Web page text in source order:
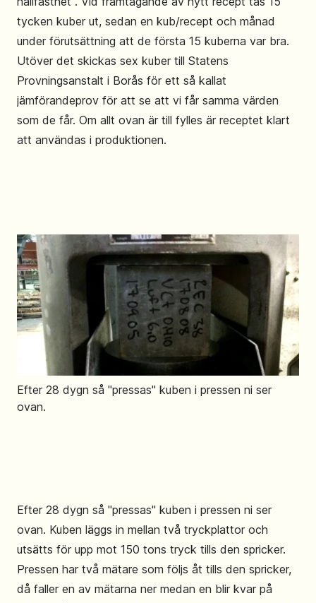
tycken kuber ut, sedan en kub/recept och månad
under förutsättning att de första 15 kuberna var bra.
Utöver det skickas sex kuber till Statens
Provningsanstalt i Borås för ett så kallat
jämförandeprov för att se att vi får samma värden
som de får. Om allt ovan är till fylles är receptet klart
att användas i produktionen.
Efter 28 dygn så "pressas" kuben i pressen ni ser
ovan.
Efter 28 dygn så "pressas" kuben i pressen ni ser
ovan. Kuben läggs in mellan två tryckplattor och
utsätts för upp mot 150 tons tryck tills den spricker.
Pressen har två mätare som följs åt tills den spricker,
då faller en av mätarna ner medan en blir kvar på